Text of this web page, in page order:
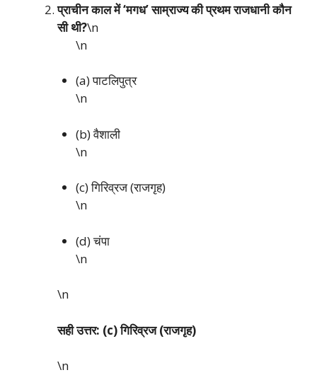
प्राचीन काल में ‘मगध’ साम्राज्य की प्रथम राजधानी कौन
सी थी?\n
\n
(a) पाटलिपुत्र
\n
(b) वैशाली
\n
(c) गिरिव्रज (राजगृह)
\n
(d) चंपा
\n
\n
सही उत्तर: (c) गिरिव्रज (राजगृह)
\n